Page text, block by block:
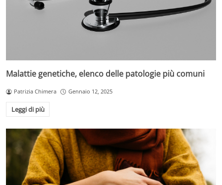
Malattie genetiche, elenco delle patologie più comuni
Patrizia Chimera Gennaio 12, 2025
Leggi di più